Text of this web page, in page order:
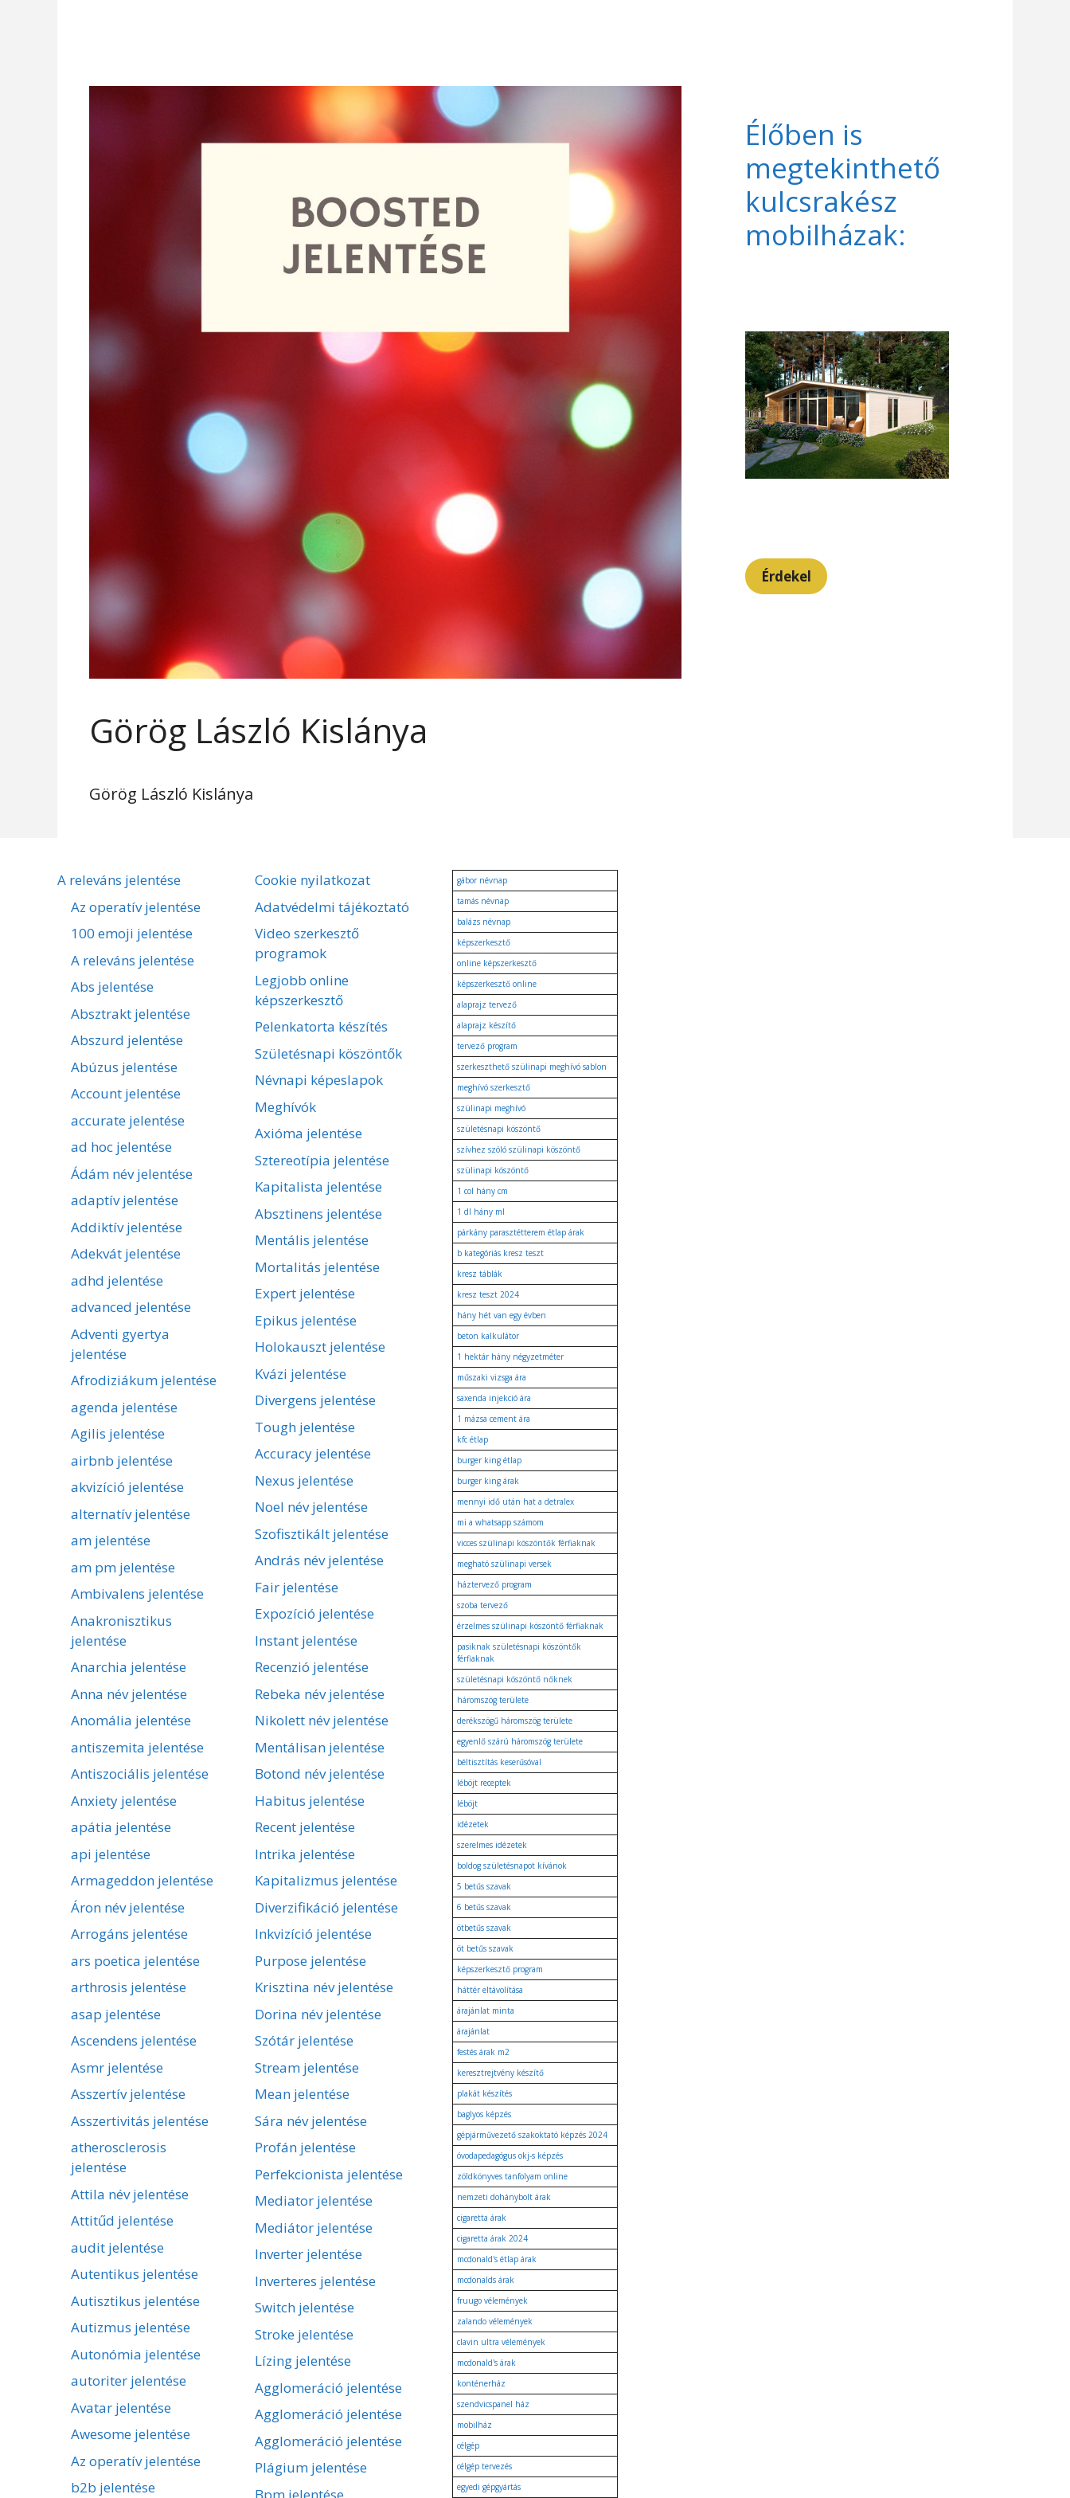
Görög László Kislánya
Görög László Kislánya
Élőben is
megtekinthető
kulcsrakész
mobilházak:
Érdekel
A releváns jelentése
Az operatív jelentése
100 emoji jelentése
A releváns jelentése
Abs jelentése
Absztrakt jelentése
Abszurd jelentése
Abúzus jelentése
Account jelentése
accurate jelentése
ad hoc jelentése
Ádám név jelentése
adaptív jelentése
Addiktív jelentése
Adekvát jelentése
adhd jelentése
advanced jelentése
Adventi gyertya
jelentése
Afrodiziákum jelentése
agenda jelentése
Agilis jelentése
airbnb jelentése
akvizíció jelentése
alternatív jelentése
am jelentése
am pm jelentése
Ambivalens jelentése
Anakronisztikus
jelentése
Anarchia jelentése
Anna név jelentése
Anomália jelentése
antiszemita jelentése
Antiszociális jelentése
Anxiety jelentése
apátia jelentése
api jelentése
Armageddon jelentése
Áron név jelentése
Arrogáns jelentése
ars poetica jelentése
arthrosis jelentése
asap jelentése
Ascendens jelentése
Asmr jelentése
Asszertív jelentése
Asszertivitás jelentése
atherosclerosis
jelentése
Attila név jelentése
Attitűd jelentése
audit jelentése
Autentikus jelentése
Autisztikus jelentése
Autizmus jelentése
Autonómia jelentése
autoriter jelentése
Avatar jelentése
Awesome jelentése
Az operatív jelentése
b2b jelentése
Cookie nyilatkozat
Adatvédelmi tájékoztató
Video szerkesztő
programok
Legjobb online
képszerkesztő
Pelenkatorta készítés
Születésnapi köszöntők
Névnapi képeslapok
Meghívók
Axióma jelentése
Sztereotípia jelentése
Kapitalista jelentése
Absztinens jelentése
Mentális jelentése
Mortalitás jelentése
Expert jelentése
Epikus jelentése
Holokauszt jelentése
Kvázi jelentése
Divergens jelentése
Tough jelentése
Accuracy jelentése
Nexus jelentése
Noel név jelentése
Szofisztikált jelentése
András név jelentése
Fair jelentése
Expozíció jelentése
Instant jelentése
Recenzió jelentése
Rebeka név jelentése
Nikolett név jelentése
Mentálisan jelentése
Botond név jelentése
Habitus jelentése
Recent jelentése
Intrika jelentése
Kapitalizmus jelentése
Diverzifikáció jelentése
Inkvizíció jelentése
Purpose jelentése
Krisztina név jelentése
Dorina név jelentése
Szótár jelentése
Stream jelentése
Mean jelentése
Sára név jelentése
Profán jelentése
Perfekcionista jelentése
Mediator jelentése
Mediátor jelentése
Inverter jelentése
Inverteres jelentése
Switch jelentése
Stroke jelentése
Lízing jelentése
Agglomeráció jelentése
Agglomeráció jelentése
Agglomeráció jelentése
Plágium jelentése
Bpm jelentése
gábor névnap
tamás névnap
balázs névnap
képszerkesztő
online képszerkesztő
képszerkesztő online
alaprajz tervező
alaprajz készítő
tervező program
szerkeszthető szülinapi meghívó sablon
meghívó szerkesztő
szülinapi meghívó
születésnapi köszöntő
szívhez szóló szülinapi köszöntő
szülinapi köszöntő
1 col hány cm
1 dl hány ml
párkány parasztétterem étlap árak
b kategóriás kresz teszt
kresz táblák
kresz teszt 2024
hány hét van egy évben
beton kalkulátor
1 hektár hány négyzetméter
műszaki vizsga ára
saxenda injekció ára
1 mázsa cement ára
kfc étlap
burger king étlap
burger king árak
mennyi idő után hat a detralex
mi a whatsapp számom
vicces szülinapi köszöntők férfiaknak
megható szülinapi versek
háztervező program
szoba tervező
érzelmes szülinapi köszöntő férfiaknak
pasiknak születésnapi köszöntők
férfiaknak
születésnapi köszöntő nőknek
háromszög területe
derékszögű háromszög területe
egyenlő szárú háromszög területe
béltisztítás keserűsóval
léböjt receptek
léböjt
idézetek
szerelmes idézetek
boldog születésnapot kívánok
5 betűs szavak
6 betűs szavak
ötbetűs szavak
öt betűs szavak
képszerkesztő program
háttér eltávolítása
árajánlat minta
árajánlat
festés árak m2
keresztrejtvény készítő
plakát készítés
baglyos képzés
gépjárművezető szakoktató képzés 2024
óvodapedagógus okj-s képzés
zöldkönyves tanfolyam online
nemzeti dohánybolt árak
cigaretta árak
cigaretta árak 2024
mcdonald's étlap árak
mcdonalds árak
fruugo vélemények
zalando vélemények
clavin ultra vélemények
mcdonald's árak
konténerház
szendvicspanel ház
mobilház
célgép
célgép tervezés
egyedi gépgyártás